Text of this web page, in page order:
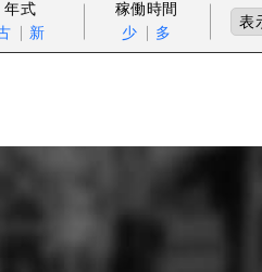
年式
新
稼働時間
少
多